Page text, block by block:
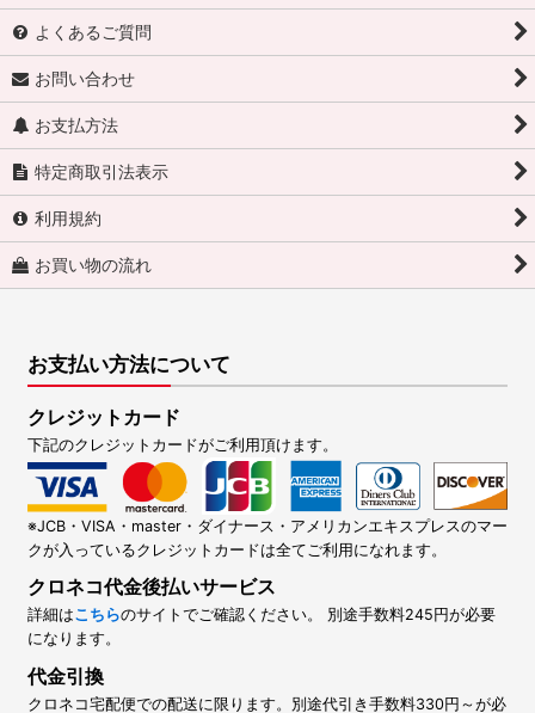
よくあるご質問
お問い合わせ
お支払方法
特定商取引法表示
利用規約
お買い物の流れ
お支払い方法について
クレジットカード
下記のクレジットカードがご利用頂けます。
※JCB・VISA・master・ダイナース・アメリカンエキスプレスのマー
クが入っているクレジットカードは全てご利用になれます。
クロネコ代金後払いサービス
詳細はこちらのサイトでご確認ください。 別途手数料245円が必要
になります。
代金引換
クロネコ宅配便での配送に限ります。別途代引き手数料330円～が必